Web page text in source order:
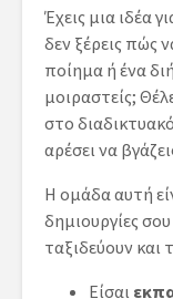
Έχεις μια ιδέα
δεν ξέρεις πώς
ποίημα ή ένα
μοιραστείς;
στο
αρέσει να
Η ομάδα αυτή
δημιουργίες
ταξιδεύουν και
Είσαι